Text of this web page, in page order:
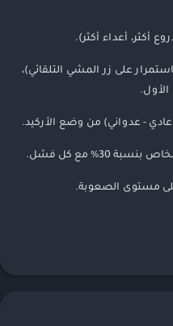
أكثر، أعداء أكثر).
على زر المشي التلقائي)،
- عدواني) من وضع الأركيد.
مع كل فشل.
مستوى الصعوبة.